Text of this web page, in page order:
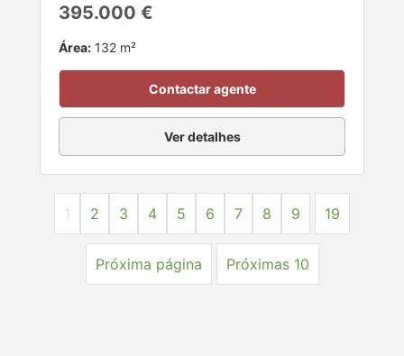
395.000 €
Área: 132 m²
Contactar agente
Ver detalhes
1 2 3 4 5 6 7 8 9 19
Próxima página Próximas 10